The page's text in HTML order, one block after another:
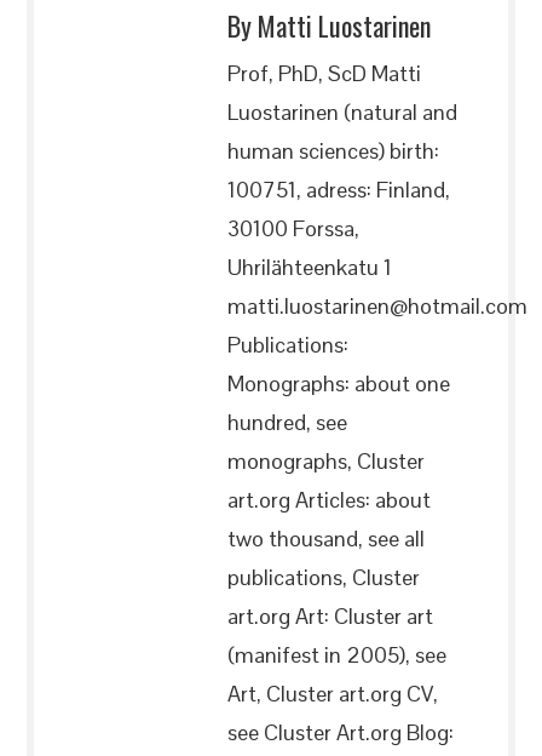
By Matti Luostarinen
Prof, PhD, ScD Matti
Luostarinen (natural and
human sciences) birth:
100751, adress: Finland,
30100 Forssa,
Uhrilähteenkatu 1
matti.luostarinen@hotmail.com
Publications:
Monographs: about one
hundred, see
monographs, Cluster
art.org Articles: about
two thousand, see all
publications, Cluster
art.org Art: Cluster art
(manifest in 2005), see
Art, Cluster art.org CV,
see Cluster Art.org Blog: